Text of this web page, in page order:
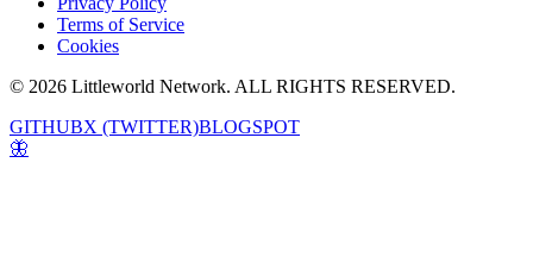
Terms of Service
Cookies
© 2026 Littleworld Network. ALL RIGHTS RESERVED.
GITHUBX (TWITTER)BLOGSPOT
🦋